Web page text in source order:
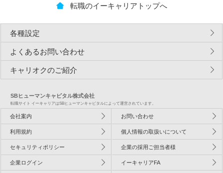
転職のイーキャリアトップへ
各種設定
よくあるお問い合わせ
キャリオクのご紹介
SBヒューマンキャピタル株式会社
転職サイト イーキャリアはSBヒューマンキャピタルによって運営されています。
会社案内 お問い合わせ
利用規約 個人情報の取扱いについて
セキュリティポリシー 企業の採用ご担当者様
企業ログイン イーキャリアFA